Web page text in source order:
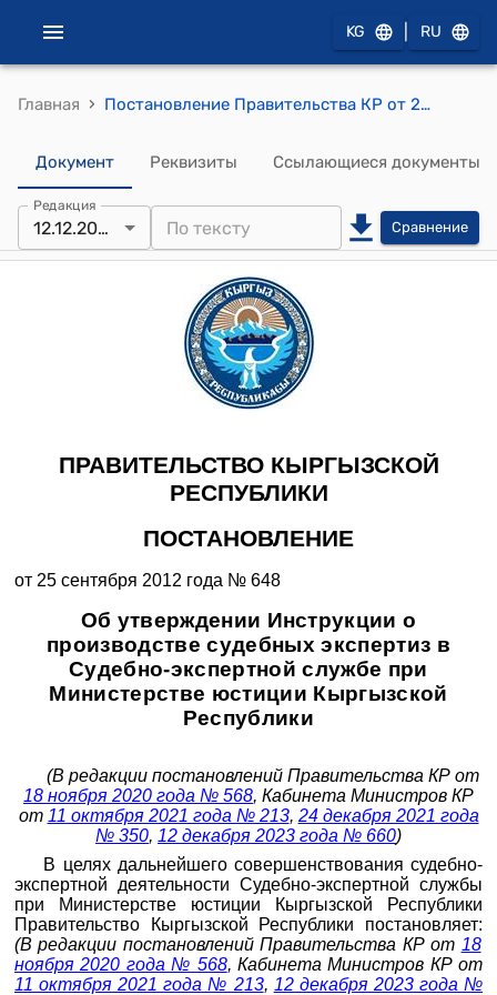
KG RU
Главная › Постановление Правительства КР от 25 сентября 2012 года № 648 "Об утверждении Инструкции о производстве судебных экспертиз в Судебно-экспертной службе при Министерстве юстиции Кыргызской Республики"
Документ Реквизиты Ссылающиеся документы
Редакция
12.12.2023 Сравнение